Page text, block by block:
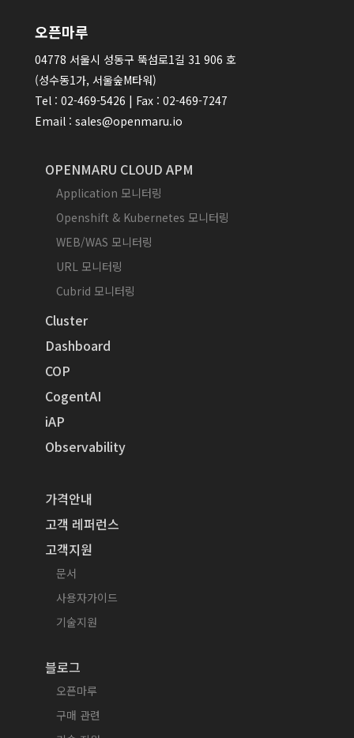
오픈마루
04778 서울시 성동구 뚝섬로1길 31 906 호
(성수동1가, 서울숲M타워)
Tel : 02-469-5426 | Fax : 02-469-7247
Email : sales@openmaru.io
OPENMARU CLOUD APM
Application 모니터링
Openshift & Kubernetes 모니터링
WEB/WAS 모니터링
URL 모니터링
Cubrid 모니터링
Cluster
Dashboard
COP
CogentAI
iAP
Observability
가격안내
고객 레퍼런스
고객지원
문서
사용자가이드
기술지원
블로그
오픈마루
구매 관련